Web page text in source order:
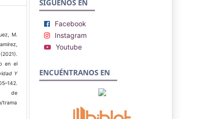
M.
en el
Y
de
trama
SÍGUENOS EN
Facebook
Instagram
Youtube
ENCUÉNTRANOS EN